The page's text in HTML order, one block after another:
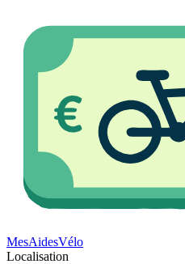
MesAidesVélo
Localisation